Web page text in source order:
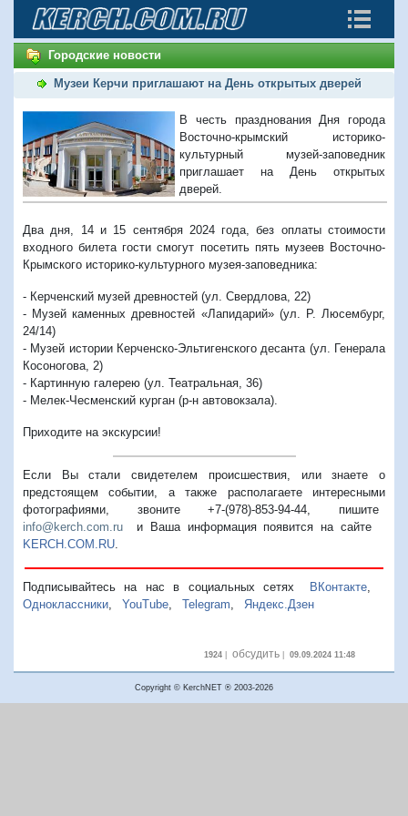
Городские новости
Музеи Керчи приглашают на День открытых дверей
В честь празднования Дня города
Восточно-крымский историко-
культурный музей-заповедник
приглашает на День открытых
дверей.
Два дня, 14 и 15 сентября 2024 года, без оплаты стоимости
входного билета гости смогут посетить пять музеев Восточно-
Крымского историко-культурного музея-заповедника:
- Керченский музей древностей (ул. Свердлова, 22)
- Музей каменных древностей «Лапидарий» (ул. Р. Люсембург,
24/14)
- Музей истории Керченско-Эльтигенского десанта (ул. Генерала
Косоногова, 2)
- Картинную галерею (ул. Театральная, 36)
- Мелек-Чесменский курган (р-н автовокзала).
Приходите на экскурсии!
Если Вы стали свидетелем происшествия, или знаете о
предстоящем событии, а также располагаете интересными
фотографиями, звоните +7-(978)-853-94-44, пишите
info@kerch.com.ru и Ваша информация появится на сайте
KERCH.COM.RU
Подписывайтесь на нас в социальных сетях ВКонтакте,
Одноклассники
YouTube Telegram Яндекс.Дзен
1924| обсудить| 09.09.2024 11:48
Copyright © KerchNET ® 2003-2026